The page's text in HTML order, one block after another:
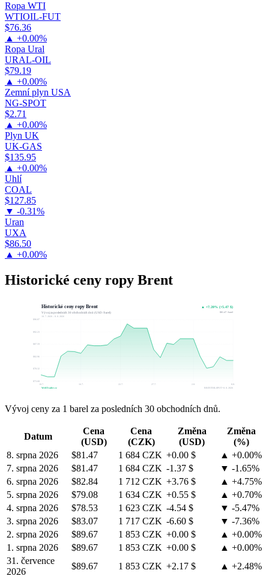
Ropa WTI
WTIOIL-FUT
$76.36
▲ +0.00%
Ropa Ural
URAL-OIL
$79.19
▲ +0.00%
Zemní plyn USA
NG-SPOT
$2.71
▲ +0.00%
Plyn UK
UK-GAS
$135.95
▲ +0.00%
Uhlí
COAL
$127.85
▼ -0.31%
Uran
UXA
$86.50
▲ +0.00%
Historické ceny ropy Brent
Historické ceny ropy Brent
Vývoj za posledních 30 obchodních dnů (USD / barel)
10. 7. 2026 – 8. 8. 2026
▲ +7.20% (+5.47 $)
$81.47 / barel
$73.68
$78.32
$82.96
$87.59
$96.87
10.7. 16.7. 22.7. 27.7. 2.8.
WebTrader.cz BRENTOIL-SPOT • 8. 8. 2026
Vývoj ceny za 1 barel za posledních 30 obchodních dnů.
Datum
Cena
(USD)
Cena
(CZK)
Změna
(USD)
Změna
(%)
8. srpna 2026
$81.47 1 684 CZK +0.00 $
▲ +0.00%
7. srpna 2026
$81.47 1 684 CZK -1.37 $
▼ -1.65%
6. srpna 2026
$82.84 1 712 CZK +3.76 $
▲ +4.75%
5. srpna 2026
$79.08 1 634 CZK +0.55 $
▲ +0.70%
4. srpna 2026
$78.53 1 623 CZK -4.54 $
▼ -5.47%
3. srpna 2026
$83.07 1 717 CZK -6.60 $
▼ -7.36%
2. srpna 2026
$89.67 1 853 CZK +0.00 $
▲ +0.00%
1. srpna 2026
$89.67 1 853 CZK +0.00 $
▲ +0.00%
31. července
2026
$89.67 1 853 CZK +2.17 $
▲ +2.48%